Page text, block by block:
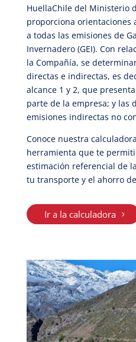
HuellaChile del Ministerio
proporciona orientaciones
a todas las emisiones de
Invernadero (GEI). Con
la Compañía, se
directas e indirectas, es
alcance 1 y 2, que
parte de la empresa; y las
emisiones indirectas no
Conoce nuestra
herramienta que te
estimación referencial de
tu transporte y el ahorro
Ir a la calculadora